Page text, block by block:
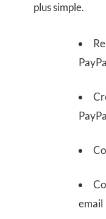
plus simple.
email